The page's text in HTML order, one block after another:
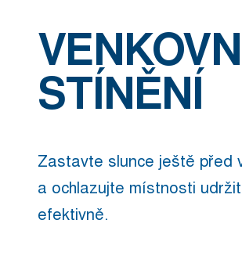
STÍNĚNÍ
Zastavte slunce ještě před
a ochlazujte místnosti
efektivně.